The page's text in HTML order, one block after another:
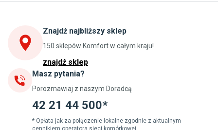
Stoły do kuchni
Szafki kuchenne wiszące (górne)
Szafki pod zlewozmywak
Blaty kuchenne laminowane
Jadalnia
Stoły do jadalni
Krzesła do jadalni
Dywany szare
Lampy w stylu loftowym
Znajdź najbliższy sklep
150 sklepów Komfort w całym kraju!
znajdź sklep
Masz pytania?
Porozmawiaj z naszym Doradcą
42 21 44 500*
* Opłata jak za połączenie lokalne zgodnie z aktualnym
cennikiem operatora sieci komórkowej.